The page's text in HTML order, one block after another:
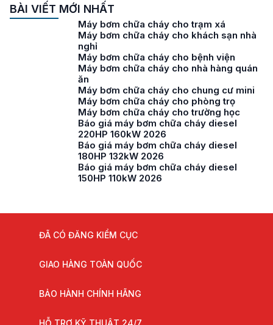
BÀI VIẾT MỚI NHẤT
Máy bơm chữa cháy cho trạm xá
Máy bơm chữa cháy cho khách sạn nhà
nghỉ
Máy bơm chữa cháy cho bệnh viện
Máy bơm chữa cháy cho nhà hàng quán
ăn
Máy bơm chữa cháy cho chung cư mini
Máy bơm chữa cháy cho phòng trọ
Máy bơm chữa cháy cho trường học
Báo giá máy bơm chữa cháy diesel
220HP 160kW 2026
Báo giá máy bơm chữa cháy diesel
180HP 132kW 2026
Báo giá máy bơm chữa cháy diesel
150HP 110kW 2026
ĐÃ CÓ ĐĂNG KIỂM CỤC
GIAO HÀNG TOÀN QUỐC
BẢO HÀNH CHÍNH HÃNG
HỖ TRỢ KỸ THUẬT 24/7